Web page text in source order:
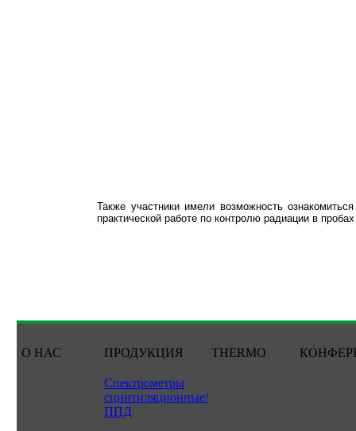
Также участники имели возможность
практической работе по контролю радиации в
О НАС ПРОДУКЦИЯ THERMO
Спектрометры
сцинтиляционные/
ППД